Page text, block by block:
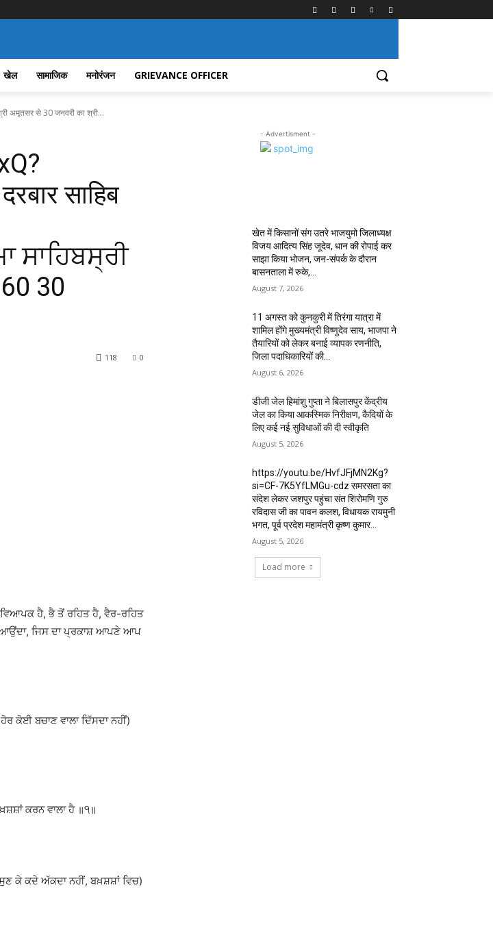
खेल सामाजिक मनोरंजन GRIEVANCE OFFICER
अमृतसर से 30 जनवरी का श्री...
साहिब
ਸਾਹਿਬਸ੍ਰੀ
30
0
118
ਵਿਆਪਕ ਹੈ, ਭੈ ਤੋਂ ਰਹਿਤ ਹੈ, ਵੈਰ-ਰਹਿਤ
ਆਉਂਦਾ, ਜਿਸ ਦਾ ਪ੍ਰਕਾਸ਼ ਆਪਣੇ ਆਪ
ਕੋਈ ਬਚਾਣ ਵਾਲਾ ਦਿੱਸਦਾ ਨਹੀਂ)
ਕਰਨ ਵਾਲਾ ਹੈ ॥੧॥
ਕੇ ਕਦੇ ਅੱਕਦਾ ਨਹੀਂ, ਬਖ਼ਸ਼ਸ਼ਾਂ ਵਿਚ)
- Advertisment -
खेत में किसानों संग उतरे भाजयुमो जिलाध्यक्ष
विजय आदित्य सिंह जूदेव, धान की रोपाई कर
साझा किया भोजन, जन-संपर्क के दौरान
बासनताला में रुके,...
August 7, 2026
11 अगस्त को कुनकुरी में तिरंगा यात्रा में
शामिल होंगे मुख्यमंत्री विष्णुदेव साय, भाजपा ने
तैयारियों को लेकर बनाई व्यापक रणनीति,
जिला पदाधिकारियों की...
August 6, 2026
डीजी जेल हिमांशु गुप्ता ने बिलासपुर केंद्रीय
जेल का किया आकस्मिक निरीक्षण, कैदियों के
लिए कई नई सुविधाओं की दी स्वीकृति
August 5, 2026
https://youtu.be/HvfJFjMN2Kg?
si=CF-7K5YfLMGu-cdz समरसता का
संदेश लेकर जशपुर पहुंचा संत शिरोमणि गुरु
रविदास जी का पावन कलश, विधायक रायमुनी
भगत, पूर्व प्रदेश महामंत्री कृष्ण कुमार...
August 5, 2026
Load more